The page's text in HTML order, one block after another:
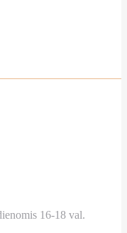
16-18 val.